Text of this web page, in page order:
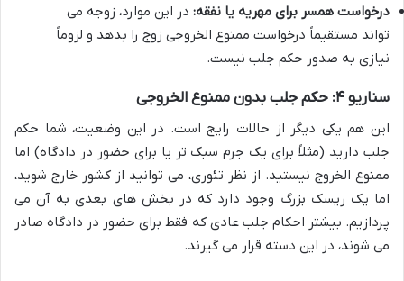
درخواست همسر برای مهریه یا نفقه: در این موارد، زوجه می
تواند مستقیماً درخواست ممنوع الخروجی زوج را بدهد و لزوماً
نیازی به صدور حکم جلب نیست.
سناریو ۴: حکم جلب بدون ممنوع الخروجی
این هم یکی دیگر از حالات رایج است. در این وضعیت، شما حکم
جلب دارید (مثلاً برای یک جرم سبک تر یا برای حضور در دادگاه) اما
ممنوع الخروج نیستید. از نظر تئوری، می توانید از کشور خارج شوید،
اما یک ریسک بزرگ وجود دارد که در بخش های بعدی به آن می
پردازیم. بیشتر احکام جلب عادی که فقط برای حضور در دادگاه صادر
می شوند، در این دسته قرار می گیرند.